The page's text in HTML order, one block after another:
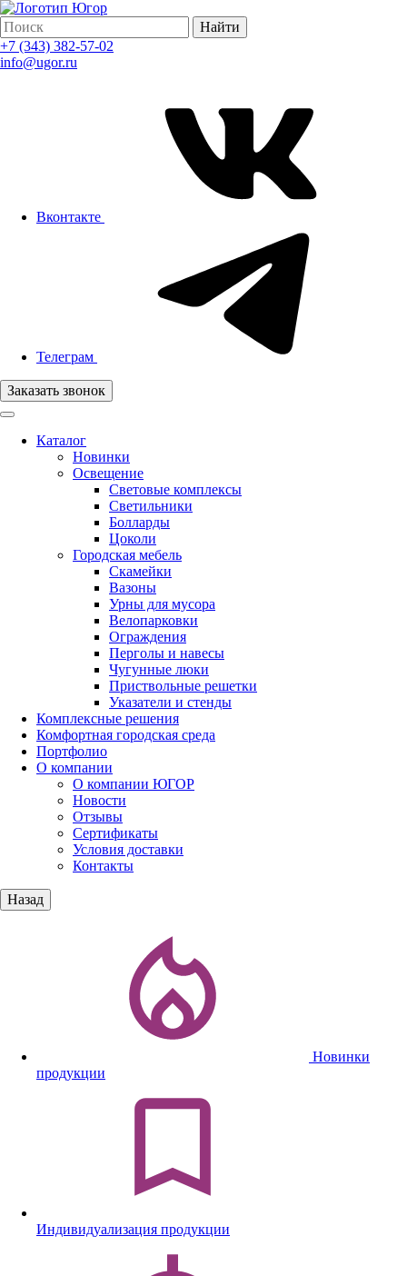
Найти
+7 (343) 382-57-02
info@ugor.ru
Вконтакте
Телеграм
Заказать звонок
Каталог
Новинки
Освещение
Световые комплексы
Светильники
Болларды
Цоколи
Городская мебель
Скамейки
Вазоны
Урны для мусора
Велопарковки
Ограждения
Перголы и навесы
Чугунные люки
Приствольные решетки
Указатели и стенды
Комплексные решения
Комфортная городская среда
Портфолио
О компании
О компании ЮГОР
Новости
Отзывы
Сертификаты
Условия доставки
Контакты
Назад
Новинки
продукции
Индивидуализация продукции